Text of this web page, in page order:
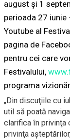
august şi 1
perioada 27 iunie
Youtube al
pagina de
pentru cei care
Festivalului,
programa
„Din discuţiile cu
util să poată
clarifica în privinţa
privinţa